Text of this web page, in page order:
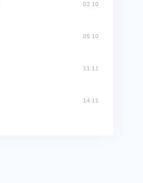
02.10
05.10
11.11
14.11